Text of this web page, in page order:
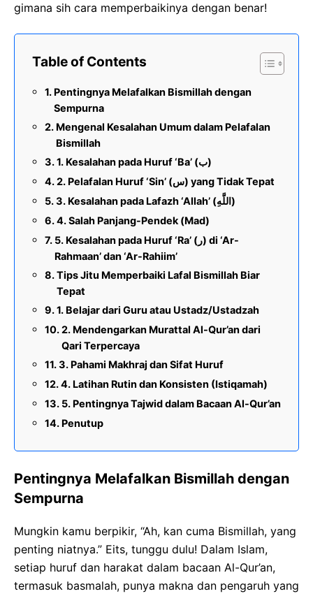
gimana sih cara memperbaikinya dengan benar!
Table of Contents
Pentingnya Melafalkan Bismillah dengan
Sempurna
Mengenal Kesalahan Umum dalam Pelafalan
Bismillah
1. Kesalahan pada Huruf ‘Ba’ (ب)
2. Pelafalan Huruf ‘Sin’ (س) yang Tidak Tepat
3. Kesalahan pada Lafazh ‘Allah’ (اللَّهِ)
4. Salah Panjang-Pendek (Mad)
5. Kesalahan pada Huruf ‘Ra’ (ر) di ‘Ar-
Rahmaan’ dan ‘Ar-Rahiim’
Tips Jitu Memperbaiki Lafal Bismillah Biar
Tepat
1. Belajar dari Guru atau Ustadz/Ustadzah
2. Mendengarkan Murattal Al-Qur’an dari
Qari Terpercaya
3. Pahami Makhraj dan Sifat Huruf
4. Latihan Rutin dan Konsisten (Istiqamah)
5. Pentingnya Tajwid dalam Bacaan Al-Qur’an
Penutup
Pentingnya Melafalkan Bismillah dengan
Sempurna
Mungkin kamu berpikir, “Ah, kan cuma Bismillah, yang
penting niatnya.” Eits, tunggu dulu! Dalam Islam,
setiap huruf dan harakat dalam bacaan Al-Qur’an,
termasuk basmalah, punya makna dan pengaruh yang